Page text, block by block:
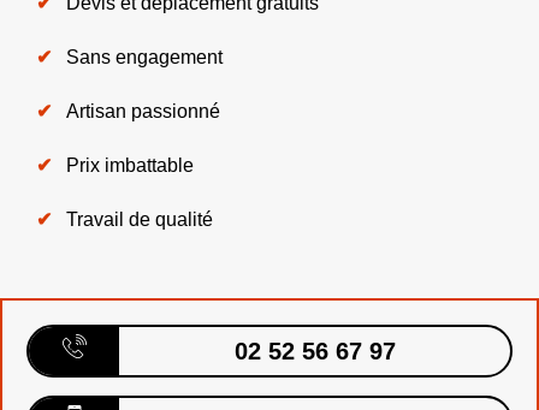
Sans engagement
Artisan passionné
Prix imbattable
Travail de qualité
02 52 56 67 97